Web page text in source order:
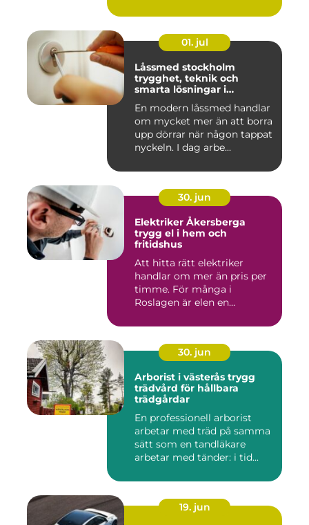
01. jul
Låssmed stockholm
trygghet, teknik och
smarta lösningar i
En modern låssmed handlar
om mycket mer än att borra
upp dörrar när någon tappat
nyckeln. I dag arbe...
30. jun
Elektriker Åkersberga
trygg el i hem och
fritidshus
Att hitta rätt elektriker
handlar om mer än pris per
timme. För många i
Roslagen är elen en
30. jun
Arborist i västerås trygg
trädvård för hållbara
trädgårdar
En professionell arborist
arbetar med träd på samma
sätt som en tandläkare
arbetar med tänder: i tid...
19. jun